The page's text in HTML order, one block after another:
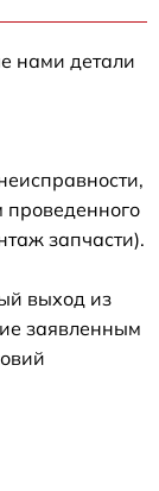
нами детали
проведенного
запчасти).
выход из
заявленным